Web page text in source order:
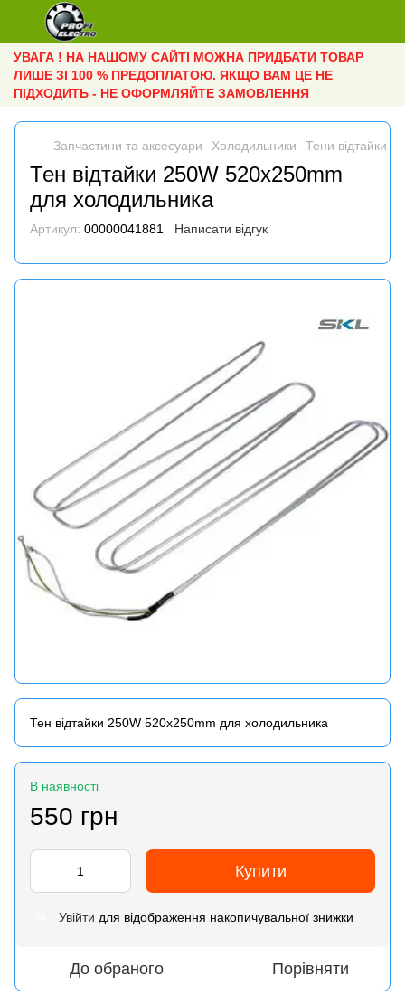
УВАГА ! НА НАШОМУ САЙТІ МОЖНА ПРИДБАТИ ТОВАР
ЛИШЕ ЗІ 100 % ПРЕДОПЛАТОЮ. ЯКЩО ВАМ ЦЕ НЕ
ПІДХОДИТЬ - НЕ ОФОРМЛЯЙТЕ ЗАМОВЛЕННЯ
Запчастини та аксесуари Холодильники Тени відтайки
Тен відтайки 250W 520x250mm
для холодильника
Артикул: 00000041881 Написати відгук
Тен відтайки 250W 520x250mm для холодильника
В наявності
550 грн
Купити
Увійти для відображення накопичувальної знижки
До обраного Порівняти